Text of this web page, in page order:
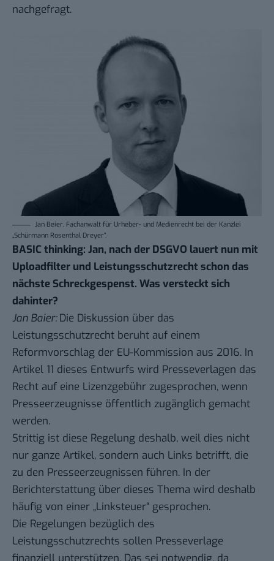
nachgefragt.
Jan Beier, Fachanwalt für Urheber- und Medienrecht bei der Kanzlei
„Schürmann Rosenthal Dreyer“.
BASIC thinking: Jan, nach der DSGVO lauert nun mit
Uploadfilter und Leistungsschutzrecht schon das
nächste Schreckgespenst. Was versteckt sich
dahinter?
Jan Baier:Die Diskussion über das
Leistungsschutzrecht beruht auf einem
Reformvorschlag der EU-Kommission aus 2016. In
Artikel 11 dieses Entwurfs wird Presseverlagen das
Recht auf eine Lizenzgebühr zugesprochen, wenn
Presseerzeugnisse öffentlich zugänglich gemacht
werden.
Strittig ist diese Regelung deshalb, weil dies nicht
nur ganze Artikel, sondern auch Links betrifft, die
zu den Presseerzeugnissen führen. In der
Berichterstattung über dieses Thema wird deshalb
häufig von einer „Linksteuer“ gesprochen.
Die Regelungen bezüglich des
Leistungsschutzrechts sollen Presseverlage